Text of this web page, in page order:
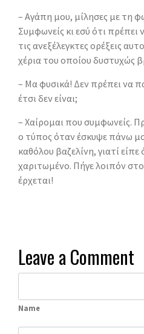
– Αγάπη μου, μίλησες με τη
Συμφωνείς κι εσύ ότι πρέπει
τις ανεξέλεγκτες ορέξεις
χέρια του οποίου δυστυχώς
– Μα φυσικά! Δεν πρέπει να
έτσι δεν είναι;
– Χαίρομαι που συμφωνείς.
ο τύπος όταν έσκυψε πάνω
καθόλου βαζελίνη, γιατί είπε
χαριτωμένο. Πήγε λοιπόν
έρχεται!
Leave a Comment
Name